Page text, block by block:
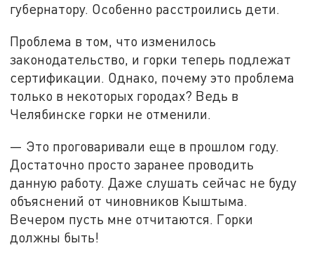
губернатору. Особенно расстроились дети.
Проблема в том, что изменилось
законодательство, и горки теперь подлежат
сертификации. Однако, почему это проблема
только в некоторых городах? Ведь в
Челябинске горки не отменили.
— Это проговаривали еще в прошлом году.
Достаточно просто заранее проводить
данную работу. Даже слушать сейчас не буду
объяснений от чиновников Кыштыма.
Вечером пусть мне отчитаются. Горки
должны быть!